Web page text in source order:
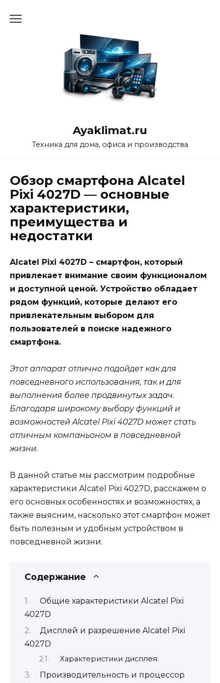
Ayaklimat.ru
Техника для дома, офиса и производства
Обзор смартфона Alcatel
Pixi 4027D — основные
характеристики,
преимущества и
недостатки
Alcatel Pixi 4027D – смартфон, который
привлекает внимание своим функционалом
и доступной ценой. Устройство обладает
рядом функций, которые делают его
привлекательным выбором для
пользователей в поиске надежного
смартфона.
Этот аппарат отлично подойдет как для
повседневного использования, так и для
выполнения более продвинутых задач.
Благодаря широкому выбору функций и
возможностей Alcatel Pixi 4027D может стать
отличным компаньоном в повседневной
жизни.
В данной статье мы рассмотрим подробные
характеристики Alcatel Pixi 4027D, расскажем о
его основных особенностях и возможностях, а
также выясним, насколько этот смартфон может
быть полезным и удобным устройством в
повседневной жизни.
Содержание
Общие характеристики Alcatel Pixi
4027D
Дисплей и разрешение Alcatel Pixi
4027D
Характеристики дисплея:
Производительность и процессор